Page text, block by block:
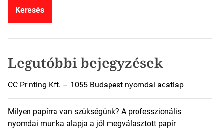
Legutóbbi bejegyzések
CC Printing Kft. – 1055 Budapest nyomdai adatlap
Milyen papírra van szükségünk? A professzionális
nyomdai munka alapja a jól megválasztott papír